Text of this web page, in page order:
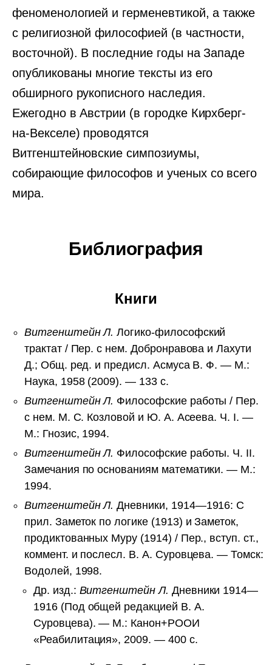
феноменологией и герменевтикой, а также
с религиозной философией (в частности,
восточной). В последние годы на Западе
опубликованы многие тексты из его
обширного рукописного наследия.
Ежегодно в Австрии (в городке Кирхберг-
на-Векселе) проводятся
Витгенштейновские симпозиумы,
собирающие философов и ученых со всего
мира.
Библиография
Книги
Витгенштейн Л. Логико-философский
трактат / Пер. с нем. Добронравова и Лахути
Д.; Общ. ред. и предисл. Асмуса В. Ф. — М.:
Наука, 1958 (2009). — 133 с.
Витгенштейн Л. Философские работы / Пер.
с нем. М. С. Козловой и Ю. А. Асеева. Ч. I. —
М.: Гнозис, 1994.
Витгенштейн Л. Философские работы. Ч. II.
Замечания по основаниям математики. — М.:
1994.
Витгенштейн Л. Дневники, 1914—1916: С
прил. Заметок по логике (1913) и Заметок,
продиктованных Муру (1914) / Пер., вступ. ст.,
коммент. и послесл. В. А. Суровцева. — Томск:
Водолей, 1998.
Др. изд.: Витгенштейн Л. Дневники 1914—
1916 (Под общей редакцией В. А.
Суровцева). — М.: Канон+РООИ
«Реабилитация», 2009. — 400 с.